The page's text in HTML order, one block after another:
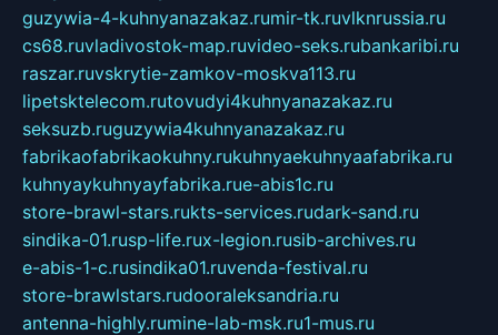
guzywia-4-kuhnyanazakaz.rumir-tk.ruvlknrussia.ru
cs68.ruvladivostok-map.ruvideo-seks.rubankaribi.ru
raszar.ruvskrytie-zamkov-moskva113.ru
lipetsktelecom.rutovudyi4kuhnyanazakaz.ru
seksuzb.ruguzywia4kuhnyanazakaz.ru
fabrikaofabrikaokuhny.rukuhnyaekuhnyaafabrika.ru
kuhnyaykuhnyayfabrika.rue-abis1c.ru
store-brawl-stars.rukts-services.rudark-sand.ru
sindika-01.rusp-life.rux-legion.rusib-archives.ru
e-abis-1-c.rusindika01.ruvenda-festival.ru
store-brawlstars.rudooraleksandria.ru
antenna-highly.rumine-lab-msk.ru1-mus.ru